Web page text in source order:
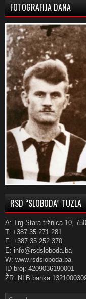
FOTOGRAFIJA DANA
RSD “SLOBODA” TUZLA
A: Trg Stara tržnica 10,
T: +387 35 271 281
F: +387 35 252 370
E: info@rsdsloboda.ba
W: www.rsdsloboda.ba
ID broj: 4209036190001
ŽR: NLB banka